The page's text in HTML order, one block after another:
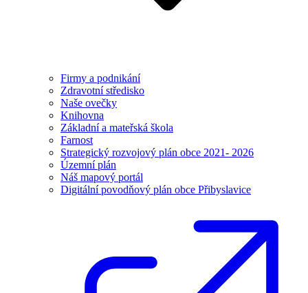
Firmy a podnikání
Zdravotní středisko
Naše ovečky
Knihovna
Základní a mateřská škola
Farnost
Strategický rozvojový plán obce 2021- 2026
Územní plán
Náš mapový portál
Digitální povodňový plán obce Přibyslavice